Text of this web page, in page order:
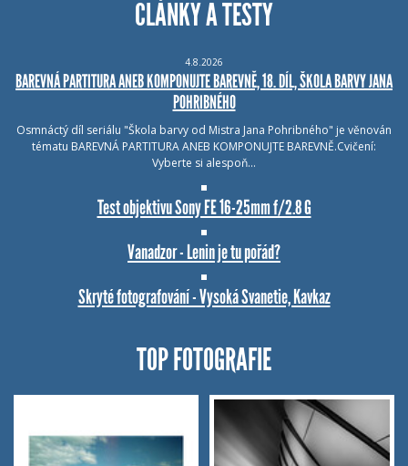
ČLÁNKY A TESTY
4.8.2026
BAREVNÁ PARTITURA ANEB KOMPONUJTE BAREVNĚ, 18. DÍL, ŠKOLA BARVY JANA
POHRIBNÉHO
Osmnáctý díl seriálu "Škola barvy od Mistra Jana Pohribného" je věnován
tématu BAREVNÁ PARTITURA ANEB KOMPONUJTE BAREVNĚ.Cvičení:
Vyberte si alespoň…
Test objektivu Sony FE 16-25mm f/2.8 G
Vanadzor - Lenin je tu pořád?
Skryté fotografování - Vysoká Svanetie, Kavkaz
TOP FOTOGRAFIE